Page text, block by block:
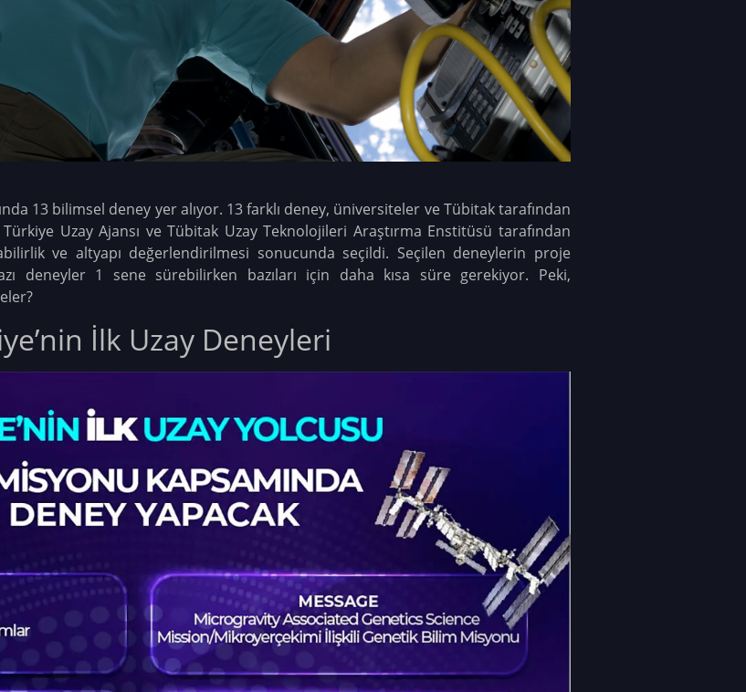
13 bilimsel deney yer alıyor. 13 farklı deney, üniversiteler ve Tübitak tarafından
Uzay Ajansı ve Tübitak Uzay Teknolojileri Araştırma Enstitüsü tarafından
ve altyapı değerlendirilmesi sonucunda seçildi. Seçilen deneylerin proje
deneyler 1 sene sürebilirken bazıları için daha kısa süre gerekiyor. Peki,
İlk Uzay Deneyleri